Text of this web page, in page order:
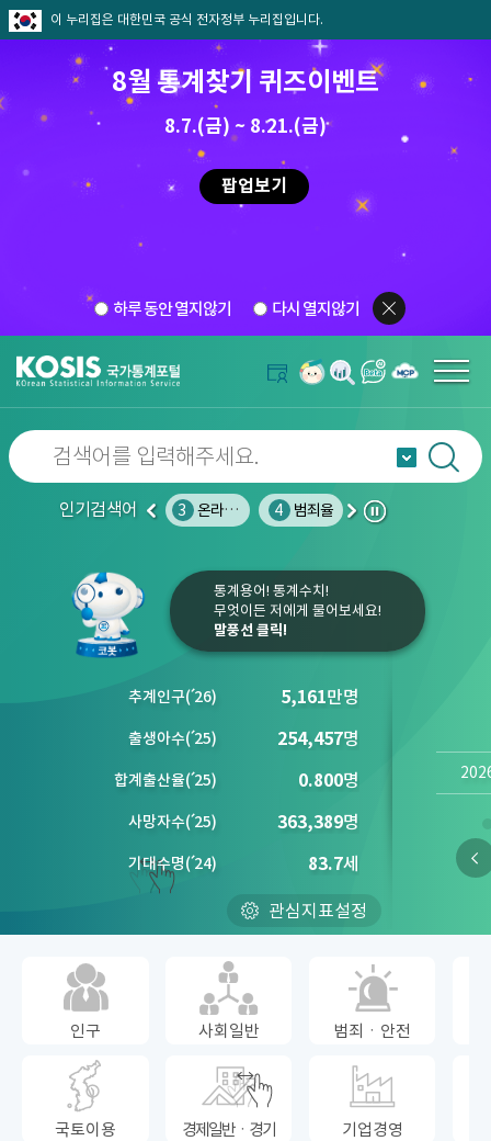
이 누리집은 대한민국 공식 전자정부 누리집입니다.
8월 통계찾기 퀴즈이벤트
8.7.(금) ~ 8.21.(금)
팝업보기
하루 동안 열지않기 다시 열지않기
인기검색어
이
2 소비자물가지수 3 온라인쇼핑 4 범죄율 5 노인인구
다
정
통계용어! 통계수치!
무엇이든 저에게 물어보세요!
말풍선 클릭!
추계인구(´26) 5,161만명
출생아수(´25) 254,457명
합계출산율(´25) 0.800명
사망자수(´25) 363,389명
기대수명(´24) 83.7세
관심지표설정
인구 사회일반 범죄ㆍ안전
국토이용 경제일반ㆍ경기 기업경영